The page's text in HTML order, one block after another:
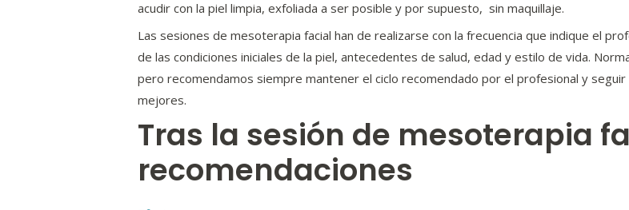
acudir con la piel limpia, exfoliada a ser posible y por supuesto, sin maquillaje.
Las sesiones de mesoterapia facial han de realizarse con la frecuencia que indique el
de las condiciones iniciales de la piel, antecedentes de salud, edad y estilo de vida.
pero recomendamos siempre mantener el ciclo recomendado por el profesional y
mejores.
Tras la sesión de mesoterapia
recomendaciones